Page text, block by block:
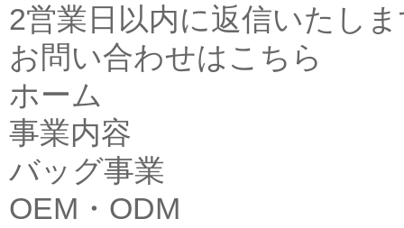
2営業日以内に返信いたし
お問い合わせはこちら
ホーム
事業内容
バッグ事業
OEM・ODM